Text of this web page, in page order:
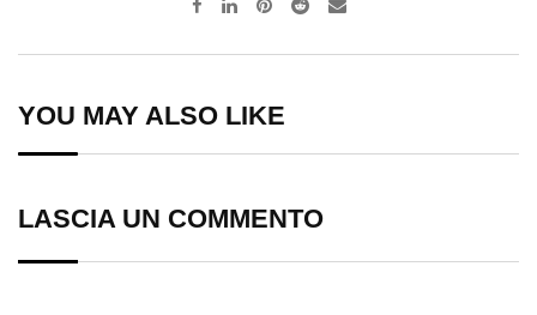
Pinterest
RedditShare
YOU MAY ALSO LIKE
LASCIA UN COMMENTO